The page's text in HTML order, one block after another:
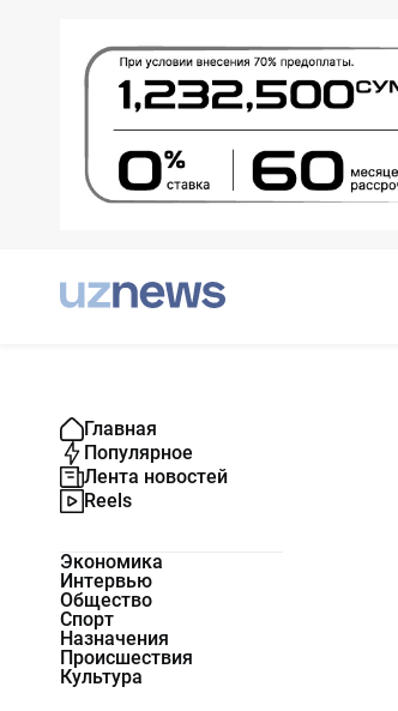
Главная
Популярное
Лента новостей
Reels
Экономика
Интервью
Общество
Спорт
Назначения
Происшествия
Культура